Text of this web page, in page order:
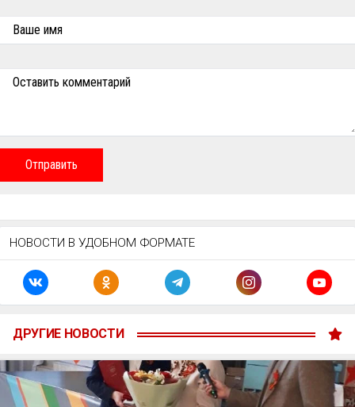
Ваше имя
Оставить комментарий
Отправить
НОВОСТИ В УДОБНОМ ФОРМАТЕ
ДРУГИЕ НОВОСТИ